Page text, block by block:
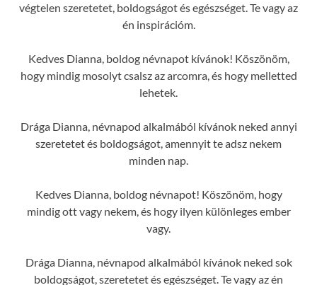
végtelen szeretetet, boldogságot és egészséget. Te vagy az
én inspirációm.
Kedves Dianna, boldog névnapot kívánok! Köszönöm,
hogy mindig mosolyt csalsz az arcomra, és hogy melletted
lehetek.
Drága Dianna, névnapod alkalmából kívánok neked annyi
szeretetet és boldogságot, amennyit te adsz nekem
minden nap.
Kedves Dianna, boldog névnapot! Köszönöm, hogy
mindig ott vagy nekem, és hogy ilyen különleges ember
vagy.
Drága Dianna, névnapod alkalmából kívánok neked sok
boldogságot, szeretetet és egészséget. Te vagy az én